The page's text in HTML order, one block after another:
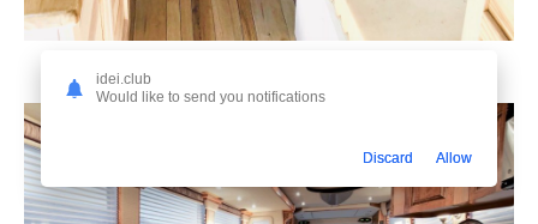
idei.club
Would like to send you notifications
Discard Allow